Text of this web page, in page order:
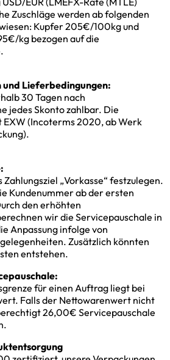
Zuschläge werden ab folgenden
Kupfer 205€/100kg und
kg bezogen auf die
und Lieferbedingungen:
30 Tagen nach
jedes Skonto zahlbar. Die
(Incoterms 2020, ab Werk
„Vorkasse“ festzulegen.
Kundenummer ab der ersten
den erhöhten
wir die Servicepauschale in
Anpassung infolge von
Zusätzlich könnten
entstehen.
für einen Auftrag liegt bei
Falls der Nettowarenwert nicht
26,00€ Servicepauschale